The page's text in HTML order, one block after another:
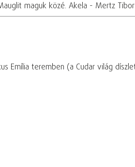
maguk közé. Akela - Mertz
Emília teremben (a Cudar világ